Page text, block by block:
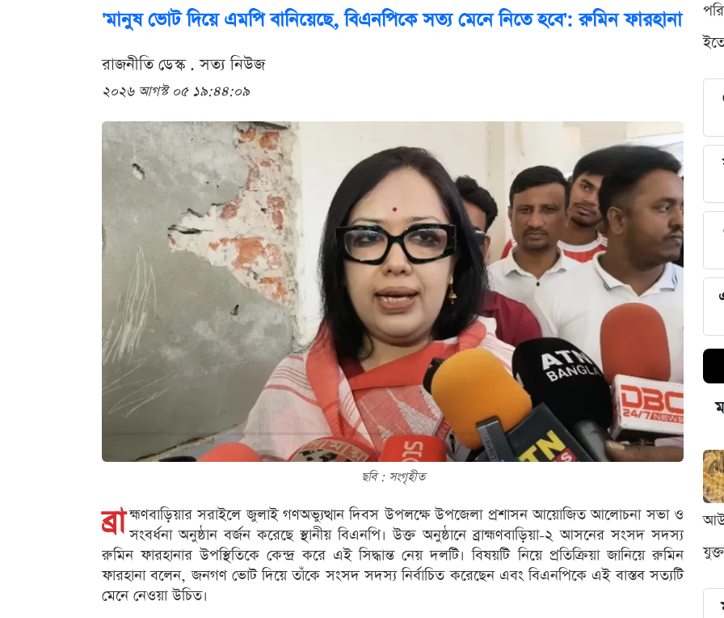
'মানুষ ভোট দিয়ে এমপি বানিয়েছে, বিএনপিকে সত্য মেনে নিতে হবে': রুমিন ফারহানা
রাজনীতি ডেস্ক . সত্য নিউজ
২০২৬ আগস্ট ০৫ ১৯:৪৪:০৯
ছবি : সংগৃহীত
ব্রা হ্মণবাড়িয়ার সরাইলে জুলাই গণঅভ্যুত্থান দিবস উপলক্ষে উপজেলা প্রশাসন আয়োজিত আলোচনা সভা ও
সংবর্ধনা অনুষ্ঠান বর্জন করেছে স্থানীয় বিএনপি। উক্ত অনুষ্ঠানে ব্রাহ্মণবাড়িয়া-২ আসনের সংসদ সদস্য
রুমিন ফারহানার উপস্থিতিকে কেন্দ্র করে এই সিদ্ধান্ত নেয় দলটি। বিষয়টি নিয়ে প্রতিক্রিয়া জানিয়ে রুমিন
ফারহানা বলেন, জনগণ ভোট দিয়ে তাঁকে সংসদ সদস্য নির্বাচিত করেছেন এবং বিএনপিকে এই বাস্তব সত্যটি
মেনে নেওয়া উচিত।